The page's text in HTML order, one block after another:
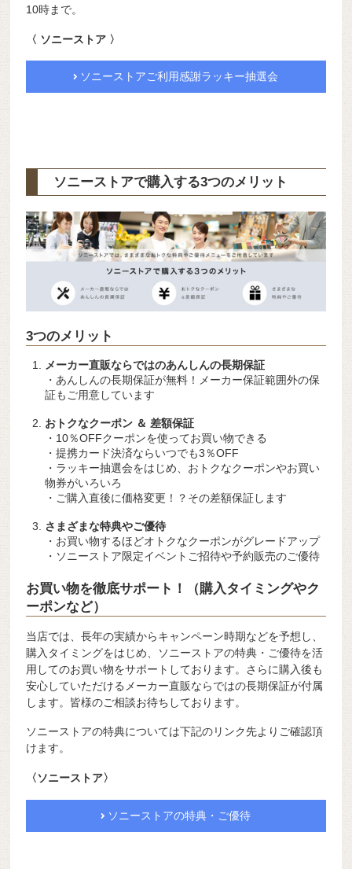
10時まで。
〈 ソニーストア 〉
ソニーストアご利用感謝ラッキー抽選会
ソニーストアで購入する3つのメリット
3つのメリット
メーカー直販ならではのあんしんの長期保証
・あんしんの長期保証が無料！メーカー保証範囲外の保
証もご用意しています
おトクなクーポン ＆ 差額保証
・10％OFFクーポンを使ってお買い物できる
・提携カード決済ならいつでも3％OFF
・ラッキー抽選会をはじめ、おトクなクーポンやお買い
物券がいろいろ
・ご購入直後に価格変更！？その差額保証します
さまざまな特典やご優待
・お買い物するほどオトクなクーポンがグレードアップ
・ソニーストア限定イベントご招待や予約販売のご優待
お買い物を徹底サポート！（購入タイミングやク
ーポンなど）
当店では、長年の実績からキャンペーン時期などを予想し、
購入タイミングをはじめ、ソニーストアの特典・ご優待を活
用してのお買い物をサポートしております。さらに購入後も
安心していただけるメーカー直販ならではの長期保証が付属
します。皆様のご相談お待ちしております。
ソニーストアの特典については下記のリンク先よりご確認頂
けます。
〈ソニーストア〉
ソニーストアの特典・ご優待